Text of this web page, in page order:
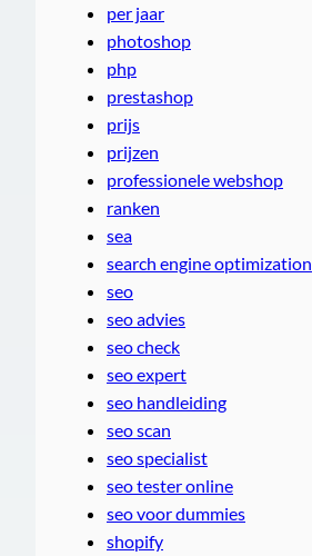
per jaar
photoshop
php
prestashop
prijs
prijzen
professionele webshop
ranken
sea
search engine optimization
seo
seo advies
seo check
seo expert
seo handleiding
seo scan
seo specialist
seo tester online
seo voor dummies
shopify